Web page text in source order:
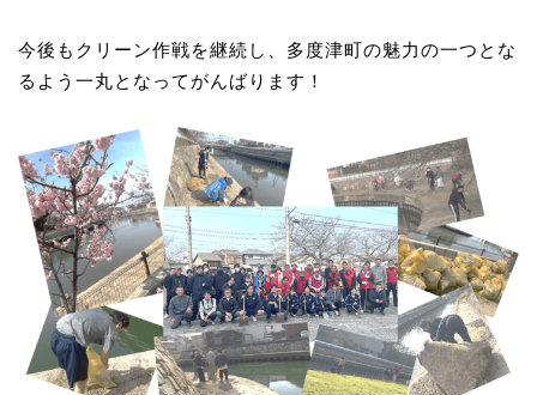
今後もクリーン作戦を継続し、多度津町の魅力の一つとな
るよう一丸となってがんばります！